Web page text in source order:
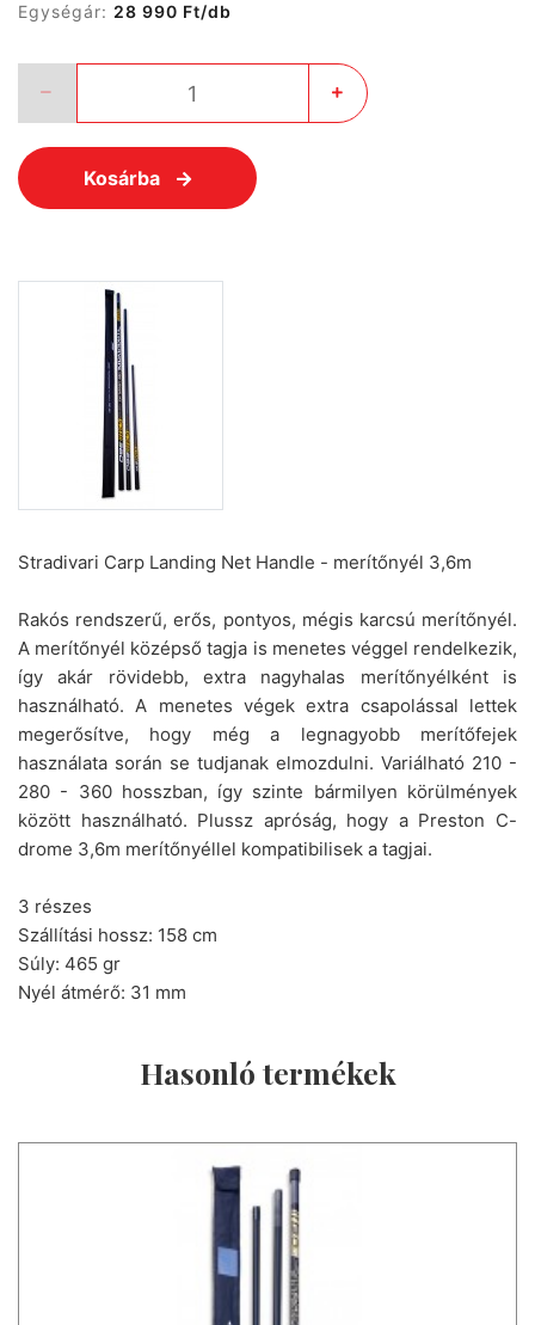
Egységár: 28 990 Ft/db
Kosárba
Stradivari Carp Landing Net Handle - merítőnyél 3,6m
Rakós rendszerű, erős, pontyos, mégis karcsú merítőnyél.
A merítőnyél középső tagja is menetes véggel rendelkezik,
így akár rövidebb, extra nagyhalas merítőnyélként is
használható. A menetes végek extra csapolással lettek
megerősítve, hogy még a legnagyobb merítőfejek
használata során se tudjanak elmozdulni. Variálható 210 -
280 - 360 hosszban, így szinte bármilyen körülmények
között használható. Plussz apróság, hogy a Preston C-
drome 3,6m merítőnyéllel kompatibilisek a tagjai.
3 részes
Szállítási hossz: 158 cm
Súly: 465 gr
Nyél átmérő: 31 mm
Hasonló termékek